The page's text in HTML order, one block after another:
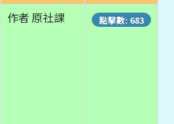
作者 原社課 點擊數: 683